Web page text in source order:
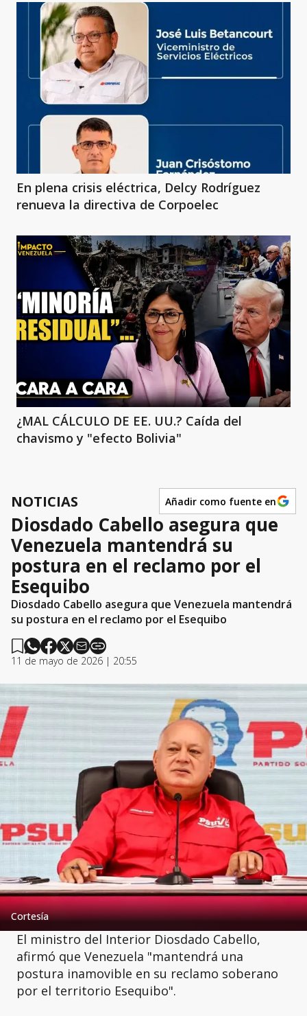
En plena crisis eléctrica, Delcy Rodríguez
renueva la directiva de Corpoelec
¿MAL CÁLCULO DE EE. UU.? Caída del
chavismo y "efecto Bolivia"
NOTICIAS Añadir como fuente en
Diosdado Cabello asegura que
Venezuela mantendrá su
postura en el reclamo por el
Esequibo
Diosdado Cabello asegura que Venezuela mantendrá
su postura en el reclamo por el Esequibo
11 de mayo de 2026 | 20:55
Cortesía
El ministro del Interior Diosdado Cabello,
afirmó que Venezuela "mantendrá una
postura inamovible en su reclamo soberano
por el territorio Esequibo".